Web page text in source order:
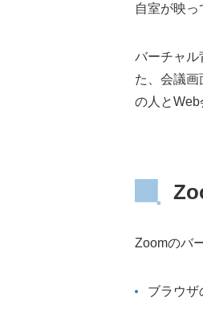
自室が映
バーチャル
た、会議
の人とWeb
Zoomのバ
ブラウザ